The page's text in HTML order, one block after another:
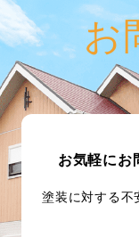
お
お気軽にお
塗装に対する不